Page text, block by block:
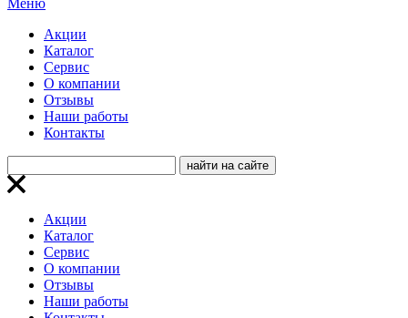
Меню
Акции
Каталог
Сервис
О компании
Отзывы
Наши работы
Контакты
Акции
Каталог
Сервис
О компании
Отзывы
Наши работы